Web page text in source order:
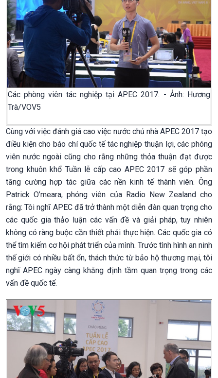
Các phòng viên tác nghiệp tại APEC 2017. - Ảnh: Hương
Trà/VOV5
Cùng với việc đánh giá cao việc nước chủ nhà APEC 2017 tạo
điều kiện cho báo chí quốc tế tác nghiệp thuận lợi, các phóng
viên nước ngoài cũng cho rằng những thỏa thuận đạt được
trong khuôn khổ Tuần lễ cấp cao APEC 2017 sẽ góp phần
tăng cường hợp tác giữa các nền kinh tế thành viên. Ông
Patrick O’meara, phóng viên của Radio New Zealand cho
rằng: Tôi nghĩ APEC đã trở thành một diễn đàn quan trọng cho
các quốc gia thảo luận các vấn đề và giải pháp, tuy nhiên
không có ràng buộc cần thiết phải thực hiện. Các quốc gia có
thể tìm kiếm cơ hội phát triển của mình. Trước tình hình an ninh
thế giới có nhiều bất ổn, thách thức từ bảo hộ thương mại, tôi
nghĩ APEC ngày càng khằng định tầm quan trọng trong các
vấn đề quốc tế.